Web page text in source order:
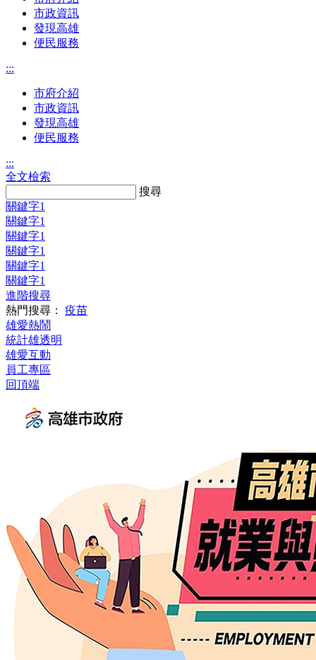
市政資訊
發現高雄
便民服務
:::
市府介紹
市政資訊
發現高雄
便民服務
:::
全文檢索
搜尋
關鍵字1
關鍵字1
關鍵字1
關鍵字1
關鍵字1
關鍵字1
進階搜尋
熱門搜尋： 疫苗
雄愛熱鬧
統計雄透明
雄愛互動
員工專區
回頂端